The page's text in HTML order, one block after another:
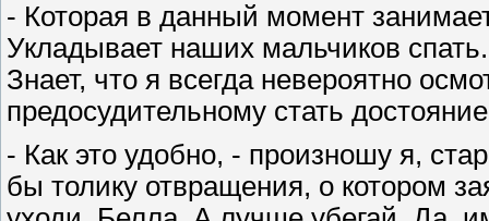
- Которая в данный момент
Укладывает наших мальчиков
Знает, что я всегда невероятно
предосудительному стать
- Как это удобно, - произношу я,
бы толику отвращения, о котором